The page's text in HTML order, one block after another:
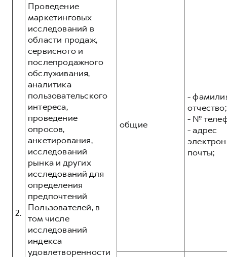
2.
Проведение
маркетинговых
исследований в
области продаж,
сервисного и
послепродажного
обслуживания,
аналитика
пользовательского
интереса,
проведение
опросов,
анкетирования,
исследований
рынка и других
исследований для
определения
предпочтений
Пользователей, в
том числе
исследований
индекса
удовлетворенности
общие
-
отчество;
- №
- адрес
почты;